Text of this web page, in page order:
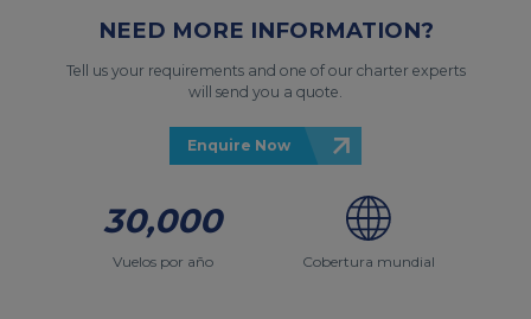
NEED MORE INFORMATION?
Tell us your requirements and one of our charter experts
will send you a quote.
Enquire Now
30,000
Vuelos por año Cobertura mundial